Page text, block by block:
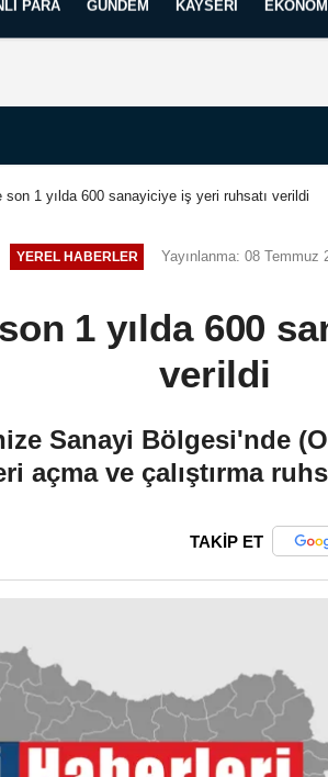
PARA GÜNDEM KAYSERI EKONOMI
son 1 yılda 600 sanayiciye iş yeri ruhsatı verildi
YEREL HABERLER Yayınlanma: 08 Temmuz
1 yılda 600
verildi
Sanayi Bölgesi'nde
açma ve çalıştırma
TAKİP ET